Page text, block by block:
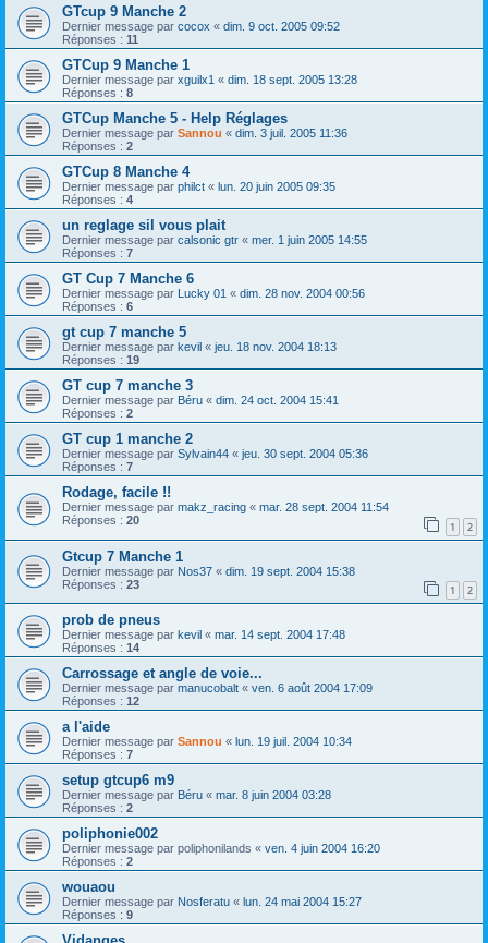
GTcup 9 Manche 2
Dernier message par cocox « dim. 9 oct. 2005 09:52
Réponses : 11
GTCup 9 Manche 1
Dernier message par xguilx1 « dim. 18 sept. 2005 13:28
Réponses : 8
GTCup Manche 5 - Help Réglages
Dernier message par Sannou « dim. 3 juil. 2005 11:36
Réponses : 2
GTCup 8 Manche 4
Dernier message par philct « lun. 20 juin 2005 09:35
Réponses : 4
un reglage sil vous plait
Dernier message par calsonic gtr « mer. 1 juin 2005 14:55
Réponses : 7
GT Cup 7 Manche 6
Dernier message par Lucky 01 « dim. 28 nov. 2004 00:56
Réponses : 6
gt cup 7 manche 5
Dernier message par kevil « jeu. 18 nov. 2004 18:13
Réponses : 19
GT cup 7 manche 3
Dernier message par Béru « dim. 24 oct. 2004 15:41
Réponses : 2
GT cup 1 manche 2
Dernier message par Sylvain44 « jeu. 30 sept. 2004 05:36
Réponses : 7
Rodage, facile !!
Dernier message par makz_racing « mar. 28 sept. 2004 11:54
Réponses : 20 1 2
Gtcup 7 Manche 1
Dernier message par Nos37 « dim. 19 sept. 2004 15:38
Réponses : 23 1 2
prob de pneus
Dernier message par kevil « mar. 14 sept. 2004 17:48
Réponses : 14
Carrossage et angle de voie...
Dernier message par manucobalt « ven. 6 août 2004 17:09
Réponses : 12
a l'aide
Dernier message par Sannou « lun. 19 juil. 2004 10:34
Réponses : 7
setup gtcup6 m9
Dernier message par Béru « mar. 8 juin 2004 03:28
Réponses : 2
poliphonie002
Dernier message par poliphonilands « ven. 4 juin 2004 16:20
Réponses : 2
wouaou
Dernier message par Nosferatu « lun. 24 mai 2004 15:27
Réponses : 9